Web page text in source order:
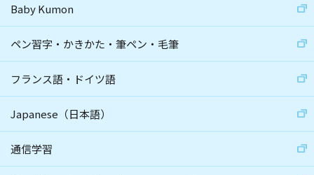
Baby Kumon
ペン習字・かきかた・筆ペン・毛筆
フランス語・ドイツ語
Japanese（日本語）
通信学習